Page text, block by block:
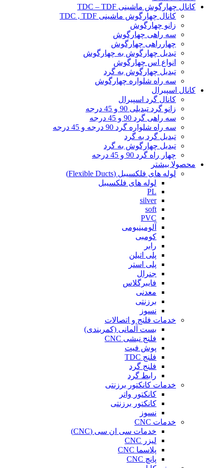
کانال چهارگوش ماشینی TDC – TDF
کانال چهارگوش ماشینی TDC , TDF
زانو چهارگوش
سه راهی چهارگوش
چهارراهی چهارگوش
تبدیل چهارگوش به چهارگوش
انواع اس چهارگوش
تبدیل چهارگوش به گرد
سه راه شلواره چهارگوش
کانال اسپیرال
کانال گرد اسپیرال
زانو گرد تبدیلی 90 و 45 درجه
سه راهی گرد 90 و 45 درجه
سه راه شلواره گرد 90 درجه و 45 درجه
تبدیل گرد به گرد
تبدیل چهارگوش به گرد
چهار راه گرد 90 و 45 درجه
محصولا بیشتر
لوله های فلکسیبل (Flexible Ducts)
لوله های فلکسیبل
PL
silver
soft
PVC
آلومینیومی
کومبی
رابر
پلی اتیلن
پلی استر
جنرال
فایبرگلاس
معدنی
برزنتی
نسوز
خدمات فلنج و اتصالات
بست آلمانی (کمربندی)
فلنج نبشی CNC
پوش فیت
فلنج TDC
فلنج گرد
رابط گرد
خدمات کانکتور برزنتی
کانکتور واتر
کانکتور برزنتی
نسوز
خدمات CNC
خدمات سی ان سی (CNC)
لیزر CNC
پلاسما CNC
پانچ CNC